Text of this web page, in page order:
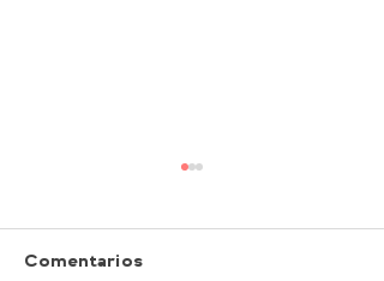
Comentarios